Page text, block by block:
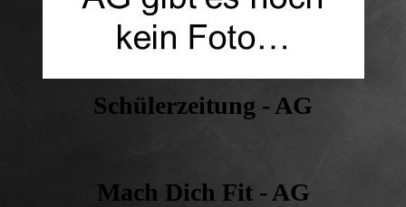
Schülerzeitung - AG
Mach Dich Fit - AG